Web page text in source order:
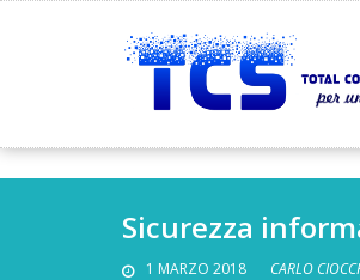
Sicurezza
1 MARZO 2018
CARLO